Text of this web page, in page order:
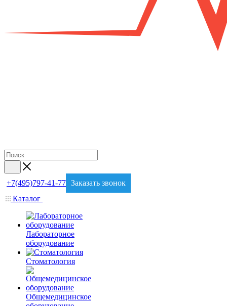
+7(495)797-41-77 Заказать звонок
Каталог
Лабораторное
оборудование
Стоматология
Общемедицинское